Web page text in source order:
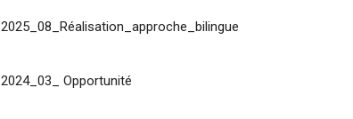
2025_08_Réalisation_approche_bilingue
2024_03_ Opportunité